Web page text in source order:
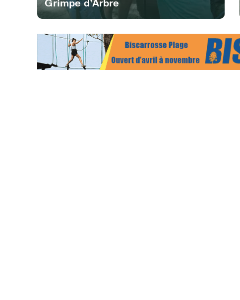
Grimpe d'Arbre